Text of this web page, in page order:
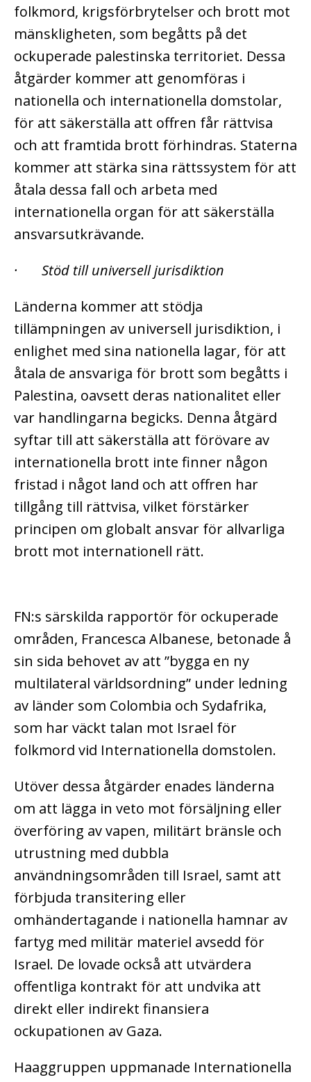
folkmord, krigsförbrytelser och brott mot
mänskligheten, som begåtts på det
ockuperade palestinska territoriet. Dessa
åtgärder kommer att genomföras i
nationella och internationella domstolar,
för att säkerställa att offren får rättvisa
och att framtida brott förhindras. Staterna
kommer att stärka sina rättssystem för att
åtala dessa fall och arbeta med
internationella organ för att säkerställa
ansvarsutkrävande.
· Stöd till universell jurisdiktion
Länderna kommer att stödja
tillämpningen av universell jurisdiktion, i
enlighet med sina nationella lagar, för att
åtala de ansvariga för brott som begåtts i
Palestina, oavsett deras nationalitet eller
var handlingarna begicks. Denna åtgärd
syftar till att säkerställa att förövare av
internationella brott inte finner någon
fristad i något land och att offren har
tillgång till rättvisa, vilket förstärker
principen om globalt ansvar för allvarliga
brott mot internationell rätt.
FN:s särskilda rapportör för ockuperade
områden, Francesca Albanese, betonade å
sin sida behovet av att ”bygga en ny
multilateral världsordning” under ledning
av länder som Colombia och Sydafrika,
som har väckt talan mot Israel för
folkmord vid Internationella domstolen.
Utöver dessa åtgärder enades länderna
om att lägga in veto mot försäljning eller
överföring av vapen, militärt bränsle och
utrustning med dubbla
användningsområden till Israel, samt att
förbjuda transitering eller
omhändertagande i nationella hamnar av
fartyg med militär materiel avsedd för
Israel. De lovade också att utvärdera
offentliga kontrakt för att undvika att
direkt eller indirekt finansiera
ockupationen av Gaza.
Haaggruppen uppmanade Internationella